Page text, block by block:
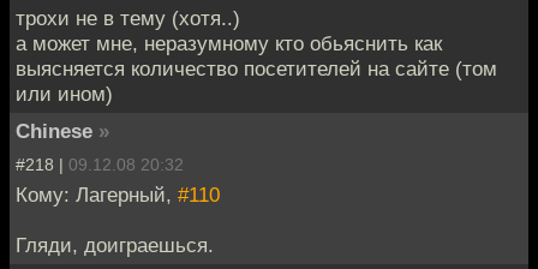
трохи не в тему (хотя..)
а может мне, неразумному кто обьяснить как
выясняется количество посетителей на сайте (том
или ином)
Chinese »
#218 | 09.12.08 20:32
Кому: Лагерный, #110
Гляди, доиграешься.